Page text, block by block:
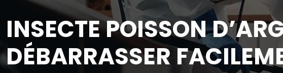
INSECTE POISSON
DÉBARRASSER